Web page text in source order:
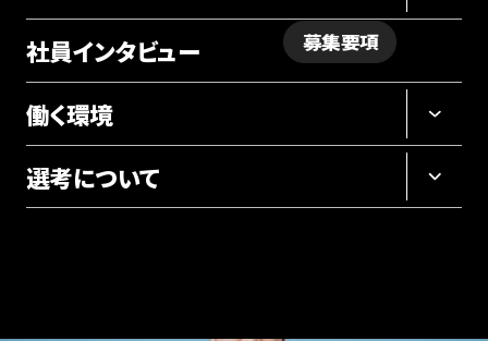
採用サイト
社員インタビュー
働く環境
選考について
募集要項